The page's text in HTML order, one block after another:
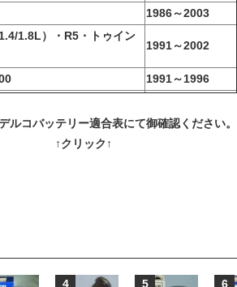
1986～2003
1.8L）・R5・トゥイン
1991～2002
1991～1996
ルコバッテリー適合表にて御確認ください。
↑クリック↑
4 5 6